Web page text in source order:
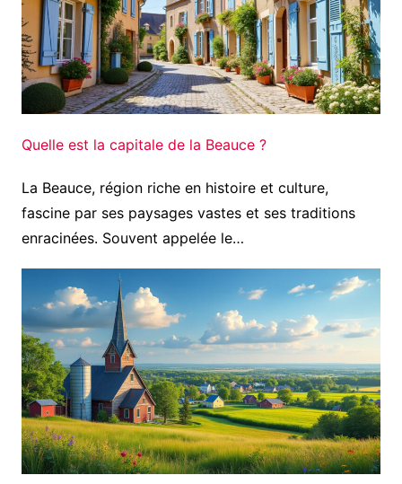
Quelle est la capitale de la Beauce ?
La Beauce, région riche en histoire et culture,
fascine par ses paysages vastes et ses traditions
enracinées. Souvent appelée le…